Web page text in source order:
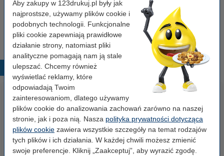
Aby zakupy w 123drukuj.pl były jak
najprostsze, używamy plików cookie i
podobnych technologii. Funkcjonalne
pliki cookie zapewniają prawidłowe
działanie strony, natomiast pliki
analityczne pomagają nam ją stale
ulepszać. Chcemy również
wyświetlać reklamy, które
odpowiadają Twoim
zainteresowaniom, dlatego używamy
plików cookie do analizowania zachowań zarówno na naszej
stronie, jak i poza nią. Nasza polityka prywatności dotycząca
plików cookie zawiera wszystkie szczegóły na temat rodzajów
tych plików i ich działania. W każdej chwili możesz zmienić
swoje preferencje. Kliknij „Zaakceptuj”, aby wyrazić zgodę.
Numer artykułu: 051240
Numer: LU4979001
Popularne produkty